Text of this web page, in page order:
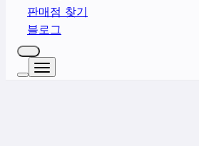
판매점 찾기
블로그